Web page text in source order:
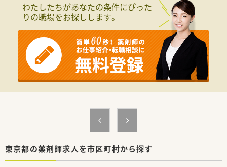
■人数体制充実で負担なくご勤務いただける環境がございま
す。
＼ 企業特徴 ／
■札幌、函館、東京圏を中心に事業展開を行なっています。
■クリニックとのマンツーマンの店舗展開で、門前クリニックの
関係は非常に良好です。
■処方箋50枚/日以下の小規模店舗が多いですが、複数店舗をサ
ポートするラウンダーがいる為、
有給休暇や急なお休みも対応してくれ、安心してご勤務いただ
■定年制70歳です。社歴10年以上という方が数多く在籍してい
わたしたちがあなたの条件にぴった
りの職場をお探しします。
東京都の薬剤師求人を市区町村から探す